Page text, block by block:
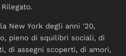
New York degli anni '20,
pieno di squilibri sociali, di
di assegni scoperti, di amori,